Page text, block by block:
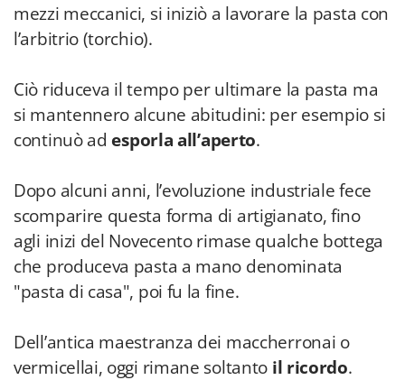
mezzi meccanici, si iniziò a lavorare la pasta con
l’arbitrio (torchio).
Ciò riduceva il tempo per ultimare la pasta ma
si mantennero alcune abitudini: per esempio si
continuò ad esporla all’aperto.
Dopo alcuni anni, l’evoluzione industriale fece
scomparire questa forma di artigianato, fino
agli inizi del Novecento rimase qualche bottega
che produceva pasta a mano denominata
"pasta di casa", poi fu la fine.
Dell’antica maestranza dei maccherronai o
vermicellai, oggi rimane soltanto il ricordo.